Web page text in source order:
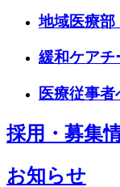
地域医療部
緩和ケアチ
医療従事
採用・募集
お知らせ